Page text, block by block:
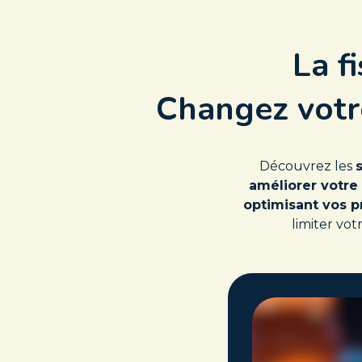
La
Changez
Découvrez les
améliorer
optimisant vos
limiter
Video
Player